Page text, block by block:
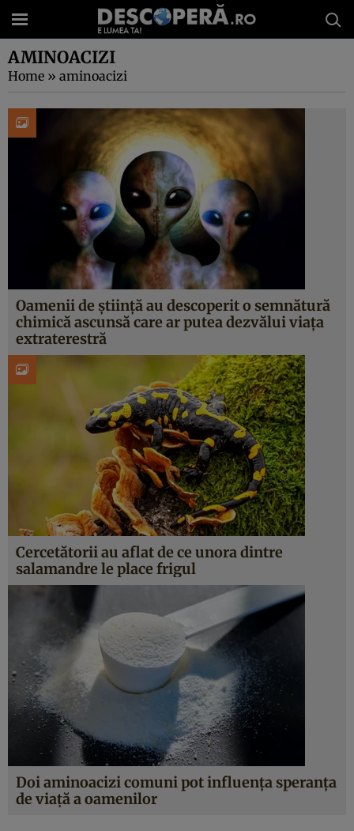
AMINOACIZI
Home » aminoacizi
Oamenii de știință au descoperit o semnătură
chimică ascunsă care ar putea dezvălui viața
extraterestră
Cercetătorii au aflat de ce unora dintre
salamandre le place frigul
Doi aminoacizi comuni pot influența speranța
de viață a oamenilor